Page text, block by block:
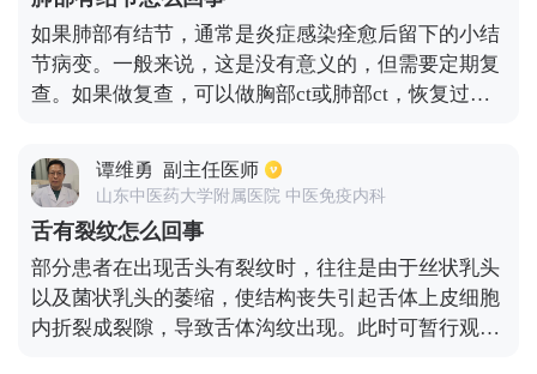
如果肺部有结节，通常是炎症感染痊愈后留下的小结
节病变。一般来说，这是没有意义的，但需要定期复
查。如果做复查，可以做胸部ct或肺部ct，恢复过程
肤关节，防止这部分损伤加重，防止呼吸道感染，减
少肺部损伤。在生活中，病人应该尽快戒烟。吸烟会
加重病人的症状，所以病人应该及早戒烟。应注意及
时加减衣物，避免感冒和呼吸道感染。在正常生活
中，病人可以适当地进行一些体育锻炼。
谭维勇 副主任医师
山东中医药大学附属医院 中医免疫内科
舌有裂纹怎么回事
部分患者在出现舌头有裂纹时，往往是由于丝状乳头
以及菌状乳头的萎缩，使结构丧失引起舌体上皮细胞
内折裂成裂隙，导致舌体沟纹出现。此时可暂行观察